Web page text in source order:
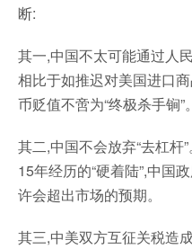
断:
其一,中国不太可能通过人
相比于如推迟对美国进口
币贬值不啻为“终极杀手锏”。
其二,中国不会放弃“去杠杆
15年经历的“硬着陆”,中国
许会超出市场的预期。
其三,中美双方互征关税造